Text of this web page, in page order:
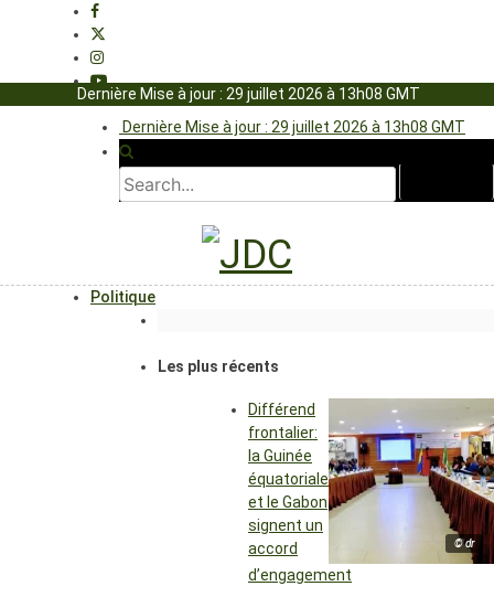
Dernière Mise à jour : 29 juillet 2026 à 13h08 GMT
Dernière Mise à jour : 29 juillet 2026 à 13h08 GMT
Politique
Les plus récents
© dr
Différend
frontalier:
la Guinée
équatoriale
et le Gabon
signent un
accord
d’engagement